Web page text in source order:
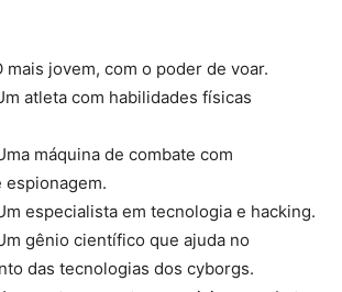
mais jovem, com o poder de voar.
atleta com habilidades físicas
máquina de combate com
espionagem.
especialista em tecnologia e hacking.
gênio científico que ajuda no
das tecnologias dos cyborgs.